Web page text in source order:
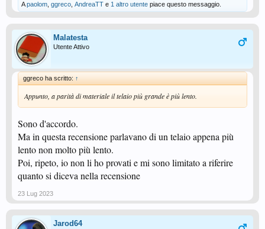
Apaolom ggreco AndreaTT e 1 altro utente piace questo messaggio.
Malatesta
Utente Attivo
ggreco ha scritto: ↑
Appunto, a parità di materiale il telaio più grande è più lento.
Sono d'accordo.
Ma in questa recensione parlavano di un telaio appena più
lento non molto più lento.
Poi, ripeto, io non li ho provati e mi sono limitato a riferire
quanto si diceva nella recensione
23 Lug 2023
Jarod64